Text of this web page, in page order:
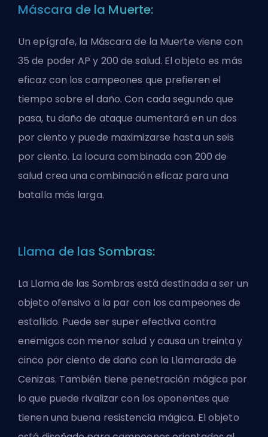
Máscara de la Muerte:
Un epígrafe, la Máscara de la Muerte viene con
35 de poder AP y 200 de salud. El objeto es más
eficaz con los campeones que prefieren el
tiempo sobre el daño. Con cada segundo que
pasa, tu daño de ataque aumentará en un dos
por ciento y puede maximizarse hasta un seis
por ciento. La locura combinada con 200 de
salud crea una combinación eficaz para una
batalla más larga.
Llama de las Sombras:
La Llama de las Sombras está destinada a ser un
objeto ofensivo a la par con los campeones de
estallido. Puede ser super efectiva contra
enemigos con menor salud y causa un treinta y
cinco por ciento de daño con la Llamarada de
Cenizas. También tiene penetración mágica por
lo que puede rivalizar con los oponentes que
tienen una buena resistencia mágica. El objeto